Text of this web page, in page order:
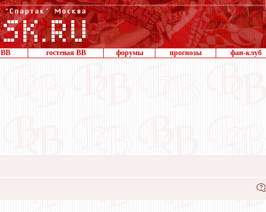
ВВ гостевая ВВ форумы прогнозы фан-клуб